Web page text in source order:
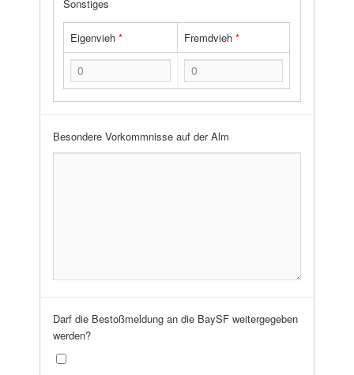
Sonstiges
Eigenvieh* Fremdvieh*
Besondere Vorkommnisse auf der Alm
Darf die Bestoßmeldung an die BaySF weitergegeben
werden?